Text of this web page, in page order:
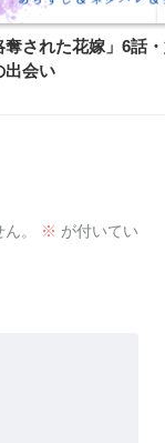
奪された花嫁」6話
出会い
。 ※ が付いてい